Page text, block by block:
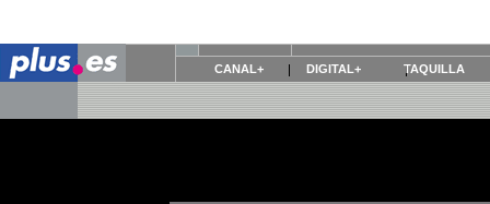
CANAL+ DIGITAL+ TAQUILLA